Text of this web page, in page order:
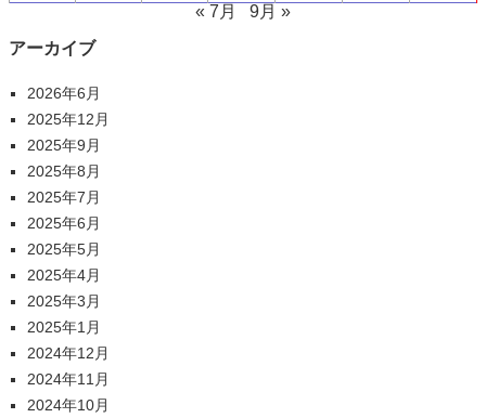
« 7月
9月 »
アーカイブ
2026年6月
2025年12月
2025年9月
2025年8月
2025年7月
2025年6月
2025年5月
2025年4月
2025年3月
2025年1月
2024年12月
2024年11月
2024年10月